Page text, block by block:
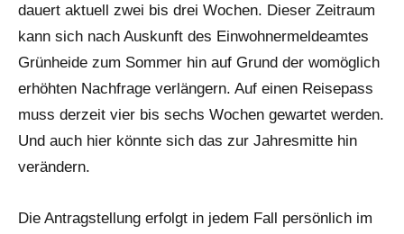
dauert aktuell zwei bis drei Wochen. Dieser Zeitraum
kann sich nach Auskunft des Einwohnermeldeamtes
Grünheide zum Sommer hin auf Grund der womöglich
erhöhten Nachfrage verlängern. Auf einen Reisepass
muss derzeit vier bis sechs Wochen gewartet werden.
Und auch hier könnte sich das zur Jahresmitte hin
verändern.
Die Antragstellung erfolgt in jedem Fall persönlich im